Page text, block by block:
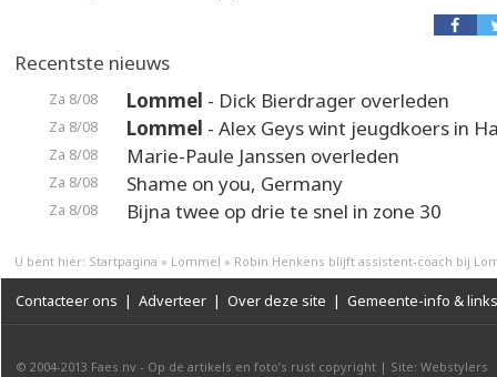
Recentste nieuws
Za 8/08 Lommel - Dick Bierdrager overleden
Za 8/08 Lommel - Alex Geys wint jeugdkoers in
Za 8/08 Marie-Paule Janssen overleden
Za 8/08 Shame on you, Germany
Za 8/08 Bijna twee op drie te snel in zone 30
U bent hier: Startpagina » Lommel » Robin Henkens blijft assistent-coach bij
Contacteer ons | Adverteer | Over deze site | Gemeente-info & links
© 2004-2013 Faes nv - Op de artikels en foto’s rust copyright | Site: Webstylers